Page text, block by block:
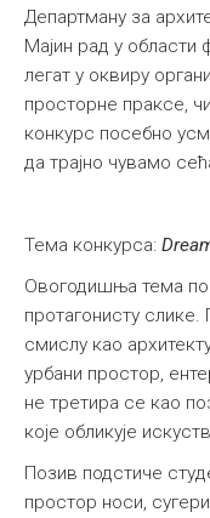
Департману за
Мајин рад у
легат у оквиру
просторне праксе,
конкурс посебно
да трајно чувамо
Тема конкурса:
Овогодишња тема
протагонисту
смислу као
урбани простор,
не третира се као
које обликује
Позив подстиче
простор носи,